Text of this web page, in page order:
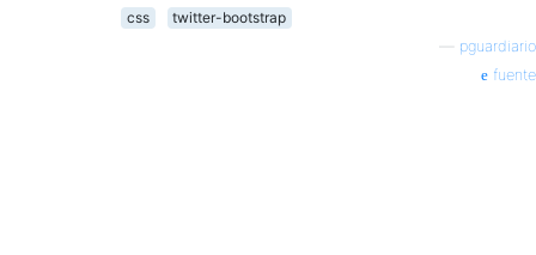
css
twitter-bootstrap
pguardiario
fuente